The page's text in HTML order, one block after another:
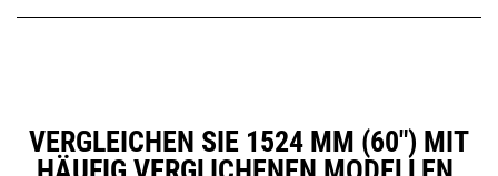
VERGLEICHEN SIE 1524 MM (60″) MIT